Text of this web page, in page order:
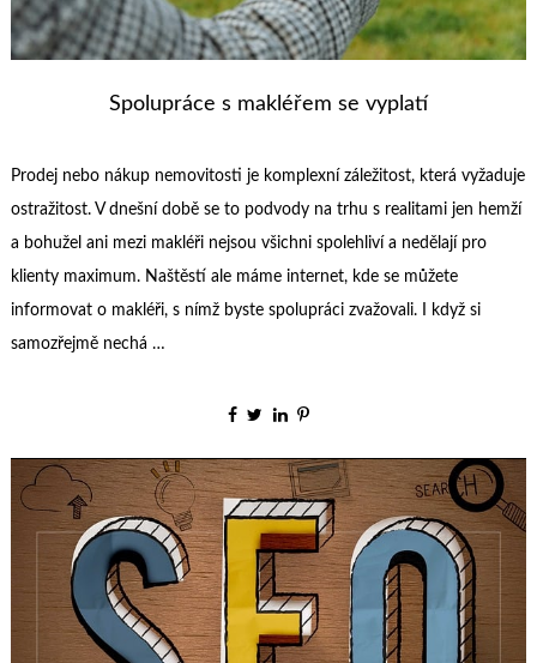
Spolupráce s makléřem se vyplatí
Prodej nebo nákup nemovitosti je komplexní záležitost, která vyžaduje
ostražitost. V dnešní době se to podvody na trhu s realitami jen hemží
a bohužel ani mezi makléři nejsou všichni spolehliví a nedělají pro
klienty maximum. Naštěstí ale máme internet, kde se můžete
informovat o makléři, s nímž byste spolupráci zvažovali. I když si
samozřejmě nechá …